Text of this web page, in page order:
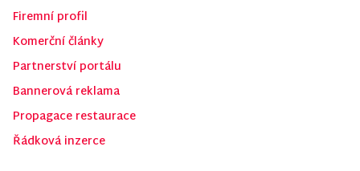
Firemní profil
Komerční články
Partnerství portálu
Bannerová reklama
Propagace restaurace
Řádková inzerce